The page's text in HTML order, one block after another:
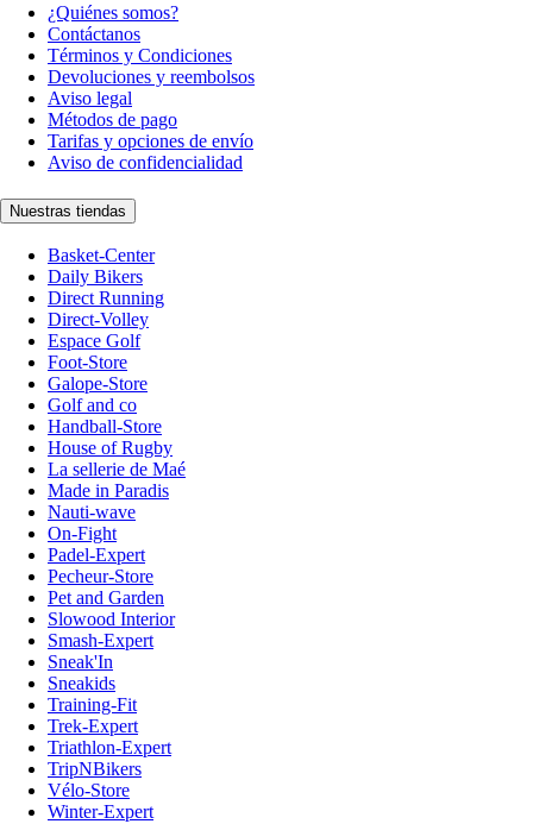
¿Quiénes somos?
Contáctanos
Términos y Condiciones
Devoluciones y reembolsos
Aviso legal
Métodos de pago
Tarifas y opciones de envío
Aviso de confidencialidad
Nuestras tiendas
Basket-Center
Daily Bikers
Direct Running
Direct-Volley
Espace Golf
Foot-Store
Galope-Store
Golf and co
Handball-Store
House of Rugby
La sellerie de Maé
Made in Paradis
Nauti-wave
On-Fight
Padel-Expert
Pecheur-Store
Pet and Garden
Slowood Interior
Smash-Expert
Sneak'In
Sneakids
Training-Fit
Trek-Expert
Triathlon-Expert
TripNBikers
Vélo-Store
Winter-Expert